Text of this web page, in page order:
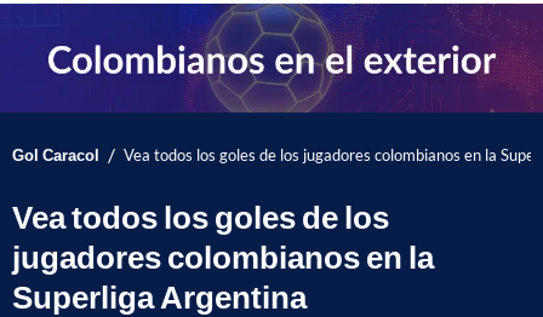
Gol Caracol / Vea todos los goles de los jugadores colombianos en la
Vea todos los goles de los
jugadores colombianos en la
Superliga Argentina